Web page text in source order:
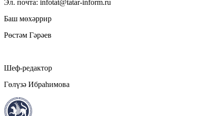
Эл. почта: infotat@tatar-inform.ru
Баш мөхәррир
Рөстәм Гәрәев
Шеф-редактор
Гөлүзә Ибраһимова